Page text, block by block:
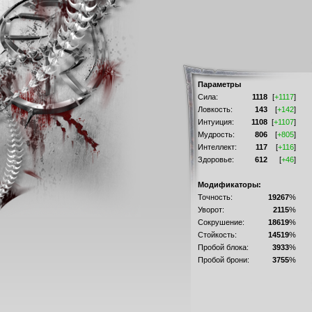
Параметры
Сила:
1118 [+1117]
Ловкость:
143 [+142]
Интуиция:
1108 [+1107]
Мудрость:
806 [+805]
Интеллект:
117 [+116]
Здоровье:
612 [+46]
Модификаторы:
Точность:
19267%
Уворот:
2115%
Сокрушение:
18619%
Стойкость:
14519%
Пробой блока:
3933%
Пробой брони:
3755%